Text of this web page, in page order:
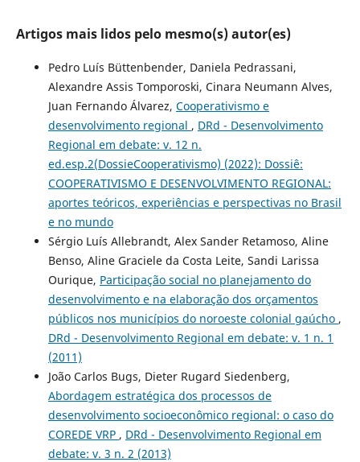
Artigos mais lidos pelo mesmo(s) autor(es)
Pedro Luís Büttenbender, Daniela Pedrassani,
Alexandre Assis Tomporoski, Cinara Neumann Alves,
Juan Fernando Álvarez, Cooperativismo e
desenvolvimento regional , DRd - Desenvolvimento
Regional em debate: v. 12 n.
ed.esp.2(DossieCooperativismo) (2022): Dossiê:
COOPERATIVISMO E DESENVOLVIMENTO REGIONAL:
aportes teóricos, experiências e perspectivas no Brasil
e no mundo
Sérgio Luís Allebrandt, Alex Sander Retamoso, Aline
Benso, Aline Graciele da Costa Leite, Sandi Larissa
Ourique, Participação social no planejamento do
desenvolvimento e na elaboração dos orçamentos
públicos nos municípios do noroeste colonial gaúcho ,
DRd - Desenvolvimento Regional em debate: v. 1 n. 1
(2011)
João Carlos Bugs, Dieter Rugard Siedenberg,
Abordagem estratégica dos processos de
desenvolvimento socioeconômico regional: o caso do
COREDE VRP , DRd - Desenvolvimento Regional em
debate: v. 3 n. 2 (2013)